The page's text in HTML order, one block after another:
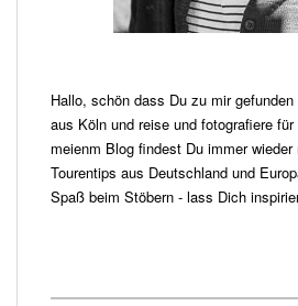
Hallo, schön dass Du zu mir
aus Köln und reise und fotografiere
meienm Blog findest Du immer wieder
Tourentips aus Deutschland und
Spaß beim Stöbern - lass Dich